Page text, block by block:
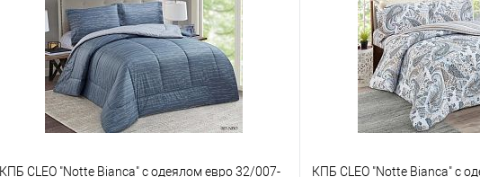
Купить в 1 клик
Сравнение
В избранное
В наличии
Купить в 1 клик
В избранное
КПБ CLEO "Notte Bianca" с одеялом евро 32/007-
КПБ CLEO "Notte Bianca" с